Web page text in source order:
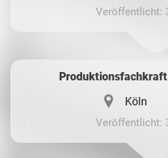
Veröffentlicht:
Köln
Veröffentlicht: